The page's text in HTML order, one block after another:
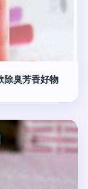
除臭芳香好物